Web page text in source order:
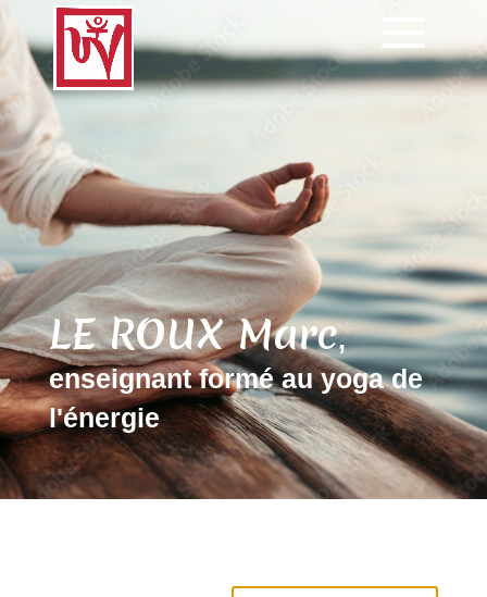
LE ROUX Marc,
enseignant formé au yoga de
l'énergie